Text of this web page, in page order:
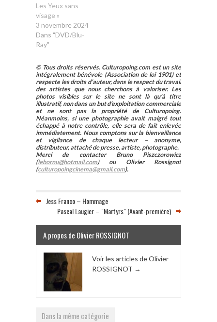
Les Yeux sans
visage »
3 novembre 2024
Dans "DVD/Blu-
Ray"
© Tous droits réservés. Culturopoing.com est un site
intégralement bénévole (Association de loi 1901) et
respecte les droits d’auteur, dans le respect du travail
des artistes que nous cherchons à valoriser. Les
photos visibles sur le site ne sont là qu’à titre
illustratif, non dans un but d’exploitation commerciale
et ne sont pas la propriété de Culturopoing.
Néanmoins, si une photographie avait malgré tout
échappé à notre contrôle, elle sera de fait enlevée
immédiatement. Nous comptons sur la bienveillance
et vigilance de chaque lecteur – anonyme,
distributeur, attaché de presse, artiste, photographe.
Merci de contacter Bruno Piszczorowicz
(lebornu@hotmail.com) ou Olivier Rossignot
(culturopoingcinema@gmail.com).
Jess Franco – Hommage
Pascal Laugier – "Martyrs" (Avant-première)
A propos de Olivier ROSSIGNOT
Voir les articles de Olivier
ROSSIGNOT →
Dans la même catégorie